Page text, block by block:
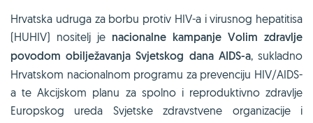
Hrvatska udruga za borbu protiv HIV-a i virusnog hepatitisa
(HUHIV) nositelj je nacionalne kampanje Volim zdravlje
povodom obilježavanja Svjetskog dana AIDS-a, sukladno
Hrvatskom nacionalnom programu za prevenciju HIV/AIDS-
a te Akcijskom planu za spolno i reproduktivno zdravlje
Europskog ureda Svjetske zdravstvene organizacije i